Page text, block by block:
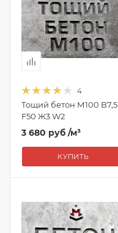
4
Тощий бетон М100 B7,5
F50 Ж3 W2
3 680 руб /м³
КУПИТЬ